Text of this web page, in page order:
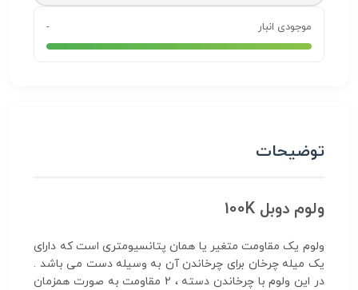
موجودی انبار -
توضیحات
ولوم دوبل 100K
ولوم یک مقاومت متغیر یا همان پتانسیومتری است که دارای
یک میله چرخان برای چرخاندن آن به وسیله دست می باشد .
در این ولوم با چرخاندن دسته ، 2 مقاومت به صورت همزمان